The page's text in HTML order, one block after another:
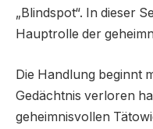
„Blindspot“. In dieser
Hauptrolle der
Die Handlung beginnt
Gedächtnis verloren
geheimnisvollen